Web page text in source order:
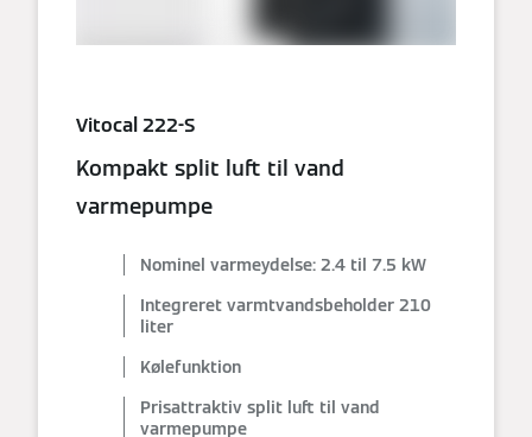
Vitocal 222-S
Kompakt split luft til vand
varmepumpe
Nominel varmeydelse: 2.4 til 7.5 kW
Integreret varmtvandsbeholder 210
liter
Kølefunktion
Prisattraktiv split luft til vand
varmepumpe